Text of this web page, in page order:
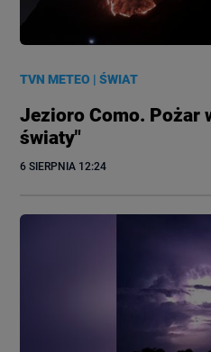
TVN METEO |ŚWIAT
Jezioro Como. Pożar
światy"
6 SIERPNIA 12:24